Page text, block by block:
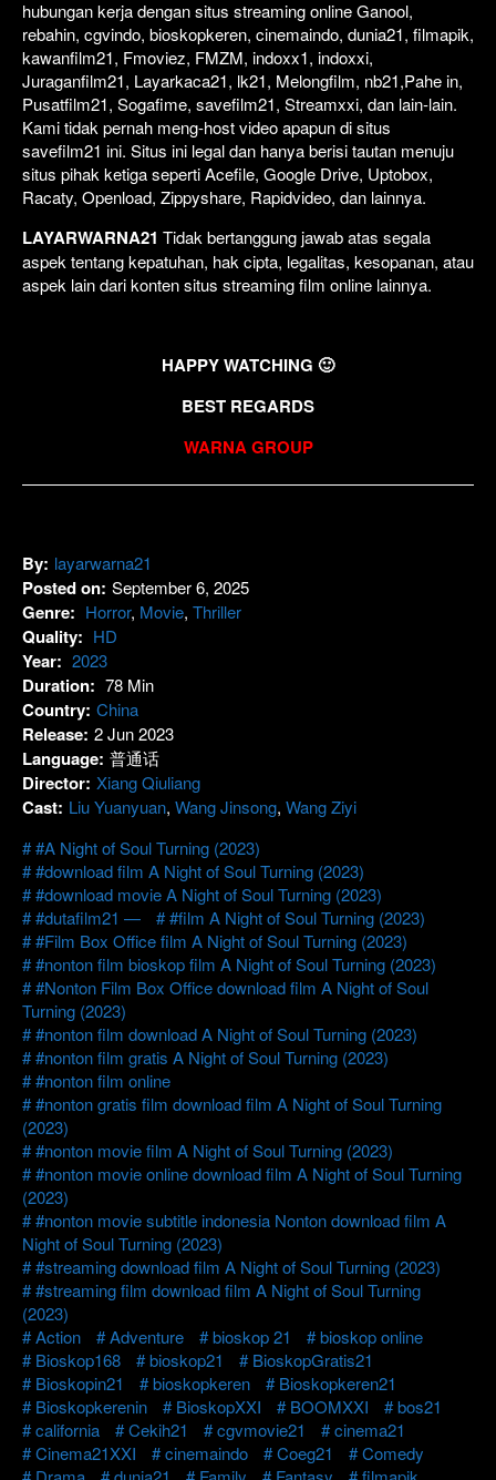
hubungan kerja dengan situs streaming online Ganool,
rebahin, cgvindo, bioskopkeren, cinemaindo, dunia21, filmapik,
kawanfilm21, Fmoviez, FMZM, indoxx1, indoxxi,
Juraganfilm21, Layarkaca21, lk21, Melongfilm, nb21,Pahe in,
Pusatfilm21, Sogafime, savefilm21, Streamxxi, dan lain-lain.
Kami tidak pernah meng-host video apapun di situs
savefilm21 ini. Situs ini legal dan hanya berisi tautan menuju
situs pihak ketiga seperti Acefile, Google Drive, Uptobox,
Racaty, Openload, Zippyshare, Rapidvideo, dan lainnya.
LAYARWARNA21 Tidak bertanggung jawab atas segala
aspek tentang kepatuhan, hak cipta, legalitas, kesopanan, atau
aspek lain dari konten situs streaming film online lainnya.
HAPPY WATCHING 🙂
BEST REGARDS
WARNA GROUP
By: layarwarna21
Posted on: September 6, 2025
Genre: Horror, Movie, Thriller
Quality: HD
Year: 2023
Duration: 78 Min
Country: China
Release: 2 Jun 2023
Language: 普通话
Director: Xiang Qiuliang
Cast: Liu Yuanyuan, Wang Jinsong, Wang Ziyi
#A Night of Soul Turning (2023)
#download film A Night of Soul Turning (2023)
#download movie A Night of Soul Turning (2023)
#dutafilm21 —
#film A Night of Soul Turning (2023)
#Film Box Office film A Night of Soul Turning (2023)
#nonton film bioskop film A Night of Soul Turning (2023)
#Nonton Film Box Office download film A Night of Soul
Turning (2023)
#nonton film download A Night of Soul Turning (2023)
#nonton film gratis A Night of Soul Turning (2023)
#nonton film online
#nonton gratis film download film A Night of Soul Turning
(2023)
#nonton movie film A Night of Soul Turning (2023)
#nonton movie online download film A Night of Soul Turning
(2023)
#nonton movie subtitle indonesia Nonton download film A
Night of Soul Turning (2023)
#streaming download film A Night of Soul Turning (2023)
#streaming film download film A Night of Soul Turning
(2023)
Action
Adventure bioskop 21
bioskop online
Bioskop168
bioskop21
BioskopGratis21
Bioskopin21
bioskopkeren
Bioskopkeren21
Bioskopkerenin
BioskopXXI BOOMXXI
bos21
california
Cekih21 cgvmovie21
cinema21
Cinema21XXI
cinemaindo Coeg21
Comedy